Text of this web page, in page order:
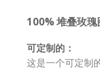
100% 堆叠玫
可定制的：
这是一个可定制